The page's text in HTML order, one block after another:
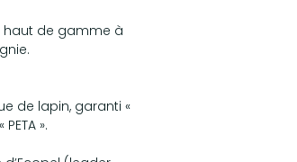
haut de gamme à
de lapin, garanti «
».